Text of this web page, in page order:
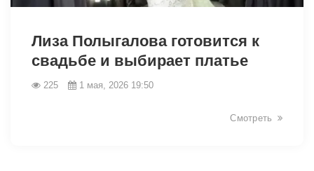
Лиза Полыгалова готовится к
свадьбе и выбирает платье
225 1 мая, 2026 19:50
Смотреть